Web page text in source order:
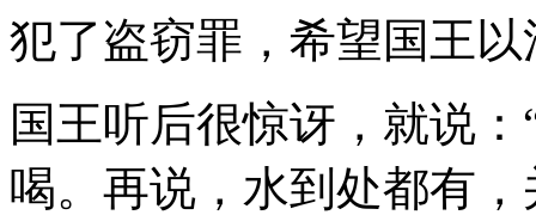
犯了盗窃罪，希望国王
国王听后很惊讶，就说
喝。再说，水到处都有